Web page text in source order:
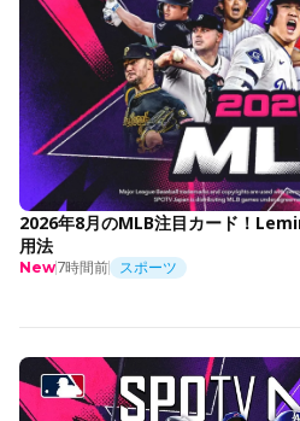
2026年8月のMLB注目カード！
用法
New7時間前 スポーツ